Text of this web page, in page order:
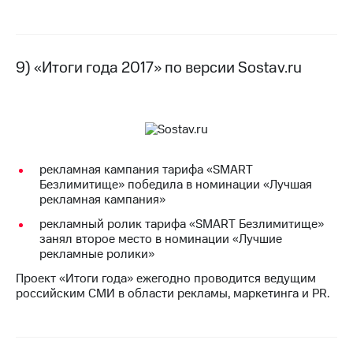
9) «Итоги года 2017» по версии Sostav.ru
рекламная кампания тарифа «SMART
Безлимитище» победила в номинации «Лучшая
рекламная кампания»
рекламный ролик тарифа «SMART Безлимитище»
занял второе место в номинации «Лучшие
рекламные ролики»
Проект «Итоги года» ежегодно проводится ведущим
российским СМИ в области рекламы, маркетинга и PR.